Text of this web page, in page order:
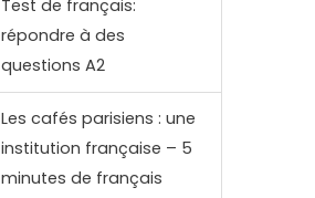
Test de français:
répondre à des
questions A2
Les cafés parisiens : une
institution française – 5
minutes de français